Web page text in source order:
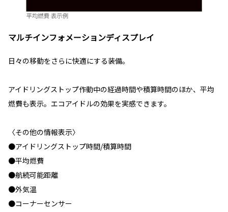
マルチインフォメーションディスプレイ
日々の移動をさらに快適にする装備。
アイドリングストップ作動中の経過時間や積算時間のほか、平均
燃費も表示。エコアイドルの効果を実感できます。
〈その他の情報表示〉
●アイドリングストップ時間/積算時間
●平均燃費
●航続可能距離
●外気温
●コーナーセンサー